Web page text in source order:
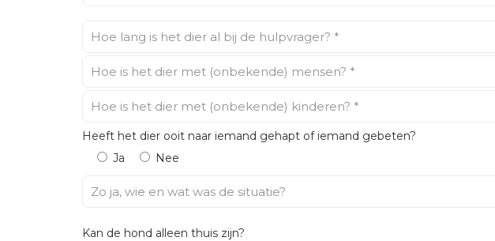
Heeft het dier ooit naar iemand gehapt of iemand gebeten?
Ja
Nee
Kan de hond alleen thuis zijn?